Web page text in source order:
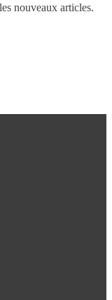
nouveaux articles.